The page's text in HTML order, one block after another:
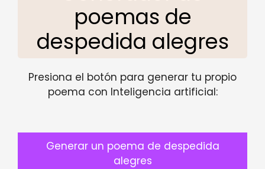
poemas de
despedida alegres
Presiona el botón para generar tu propio
poema con Inteligencia artificial:
Generar un poema de despedida
alegres